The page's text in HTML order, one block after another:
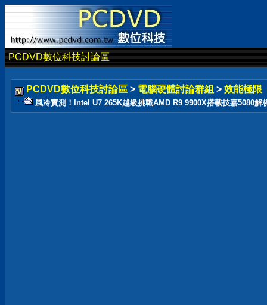
PCDVD數位科技討論區
PCDVD數位科技討論區 > 電腦硬體討論群組 > 效能極限
風冷實測！Intel U7 265K越級挑戰AMD R9 9900X搭載技嘉5080解